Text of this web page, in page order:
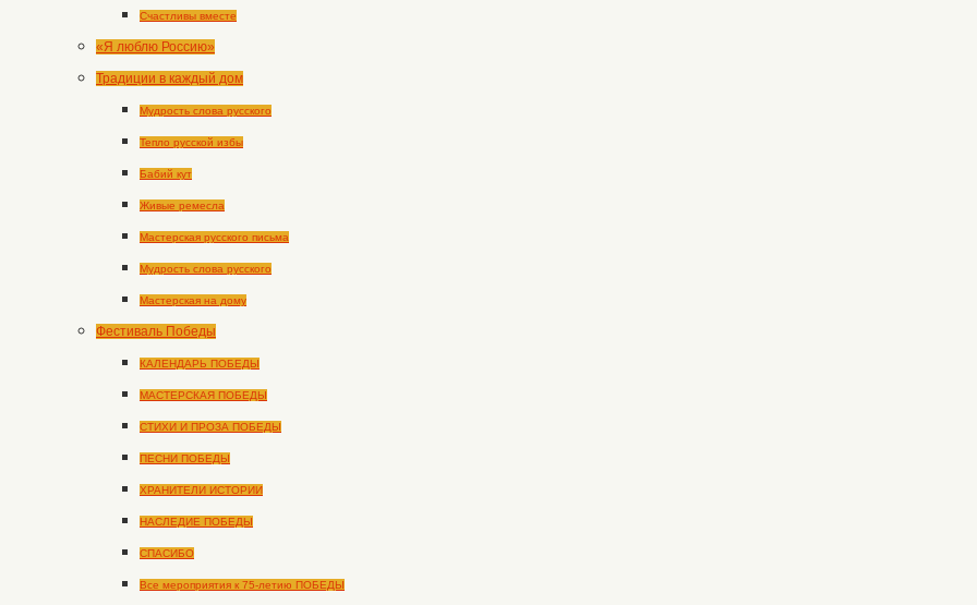
Счастливы вместе
«Я люблю Россию»
Традиции в каждый дом
Мудрость слова русского
Тепло русской избы
Бабий кут
Живые ремесла
Мастерская русского письма
Мудрость слова русского
Мастерская на дому
Фестиваль Победы
КАЛЕНДАРЬ ПОБЕДЫ
МАСТЕРСКАЯ ПОБЕДЫ
СТИХИ И ПРОЗА ПОБЕДЫ
ПЕСНИ ПОБЕДЫ
ХРАНИТЕЛИ ИСТОРИИ
НАСЛЕДИЕ ПОБЕДЫ
СПАСИБО
Все мероприятия к 75-летию ПОБЕДЫ